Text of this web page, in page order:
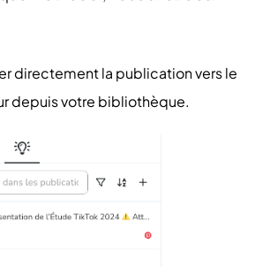
directement la publication vers le
depuis votre bibliothèque.